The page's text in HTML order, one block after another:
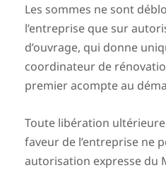
Les sommes ne sont
l’entreprise que sur
d’ouvrage, qui donne
coordinateur de
premier acompte au
Toute libération ultérieure
faveur de l’entreprise ne
autorisation expresse du